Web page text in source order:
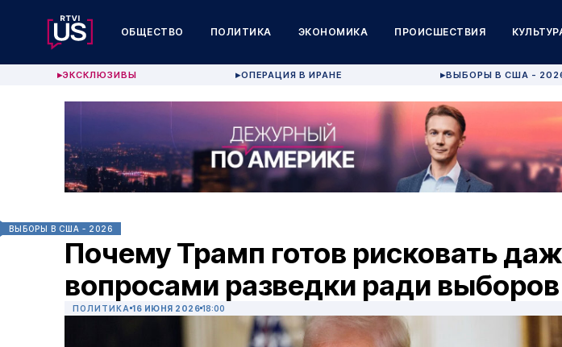
ОБЩЕСТВО ПОЛИТИКА ЭКОНОМИКА ПРОИСШЕСТВИЯ
▶ЭКСКЛЮЗИВЫ ▶ОПЕРАЦИЯ В ИРАНЕ ▶ВЫБОРЫ В США -
ВЫБОРЫ В США - 2026
Почему Трамп готов рисковать
вопросами разведки ради выборов
ПОЛИТИКА 16 ИЮНЯ 2026 18:00